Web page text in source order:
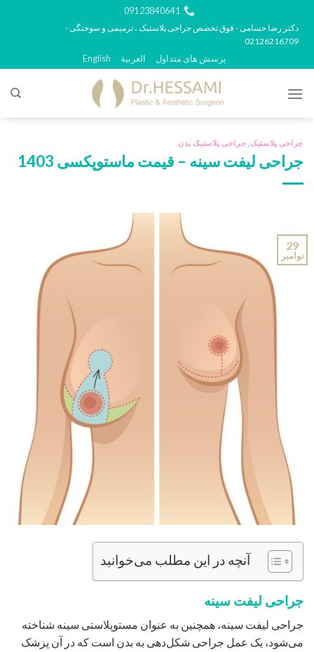
محتوا
09123840641
دکتر رضا حسامی - فوق تخصص جراحی پلاستیک ، ترمیمی و سوختگی -
02126216709
پرسش های متداول العربية English
جراحی پلاستیک جراحی پلاستیک بدن
جراحی لیفت سینه – قیمت ماستوپکسی 1403
29
نوامبر
آنچه در این مطلب می‌خوانید
جراحی لیفت سینه
جراحی لیفت سینه، همچنین به عنوان مستوپلاستی سینه شناخته
می‌شود، یک عمل جراحی شکل‌دهی به بدن است که در آن پزشک